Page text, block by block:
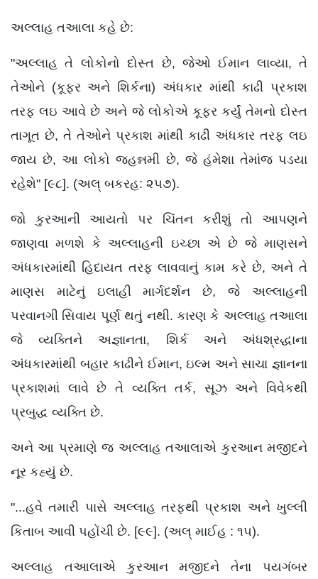
અલ્લાહ તઆલા કહે છે:
"અલ્લાહ તે લોકોનો દોસ્ત છે, જેઓ ઈમાન લાવ્યા, તે
તેઓને (કૂફર અને શિર્કના) અંધકાર માંથી કાઢી પ્રકાશ
તરફ લઇ આવે છે અને જે લોકોએ કૂફર કર્યું તેમનો દોસ્ત
તાગૂત છે, તે તેઓને પ્રકાશ માંથી કાઢી અંધકાર તરફ લઇ
જાય છે, આ લોકો જહન્નમી છે, જે હંમેશા તેમાંજ પડયા
રહેશે" [૯૮]. (અલ્ બકરહ: ૨૫૭).
જો કુરઆની આયતો પર ચિંતન કરીશું તો આપણને
જાણવા મળશે કે અલ્લાહની ઇચ્છા એ છે જે માણસને
અંધકારમાંથી હિદાયત તરફ લાવવાનું કામ કરે છે, અને તે
માણસ માટેનું ઇલાહી માર્ગદર્શન છે, જે અલ્લાહની
પરવાનગી સિવાય પૂર્ણ થતું નથી. કારણ કે અલ્લાહ તઆલા
જે વ્યક્તિને અજ્ઞાનતા, શિર્ક અને અંધશ્રદ્ધાના
અંધકારમાંથી બહાર કાઢીને ઈમાન, ઇલ્મ અને સાચા જ્ઞાનના
પ્રકાશમાં લાવે છે તે વ્યક્તિ તર્ક, સૂઝ અને વિવેકથી
પ્રબુદ્ધ વ્યક્તિ છે.
અને આ પ્રમાણે જ અલ્લાહ તઆલાએ કુરઆન મજીદને
નૂર કહ્યું છે.
"...હવે તમારી પાસે અલ્લાહ તરફથી પ્રકાશ અને ખુલ્લી
કિતાબ આવી પહોંચી છે. [૯૯]. (અલ્ માઈહ : ૧૫).
અલ્લાહ તઆલાએ કુરઆન મજીદને તેના પયગંબર